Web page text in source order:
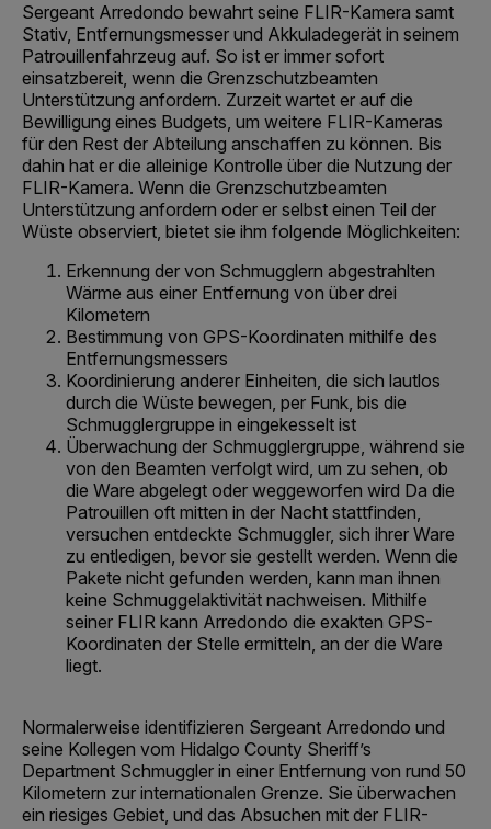
Sergeant Arredondo bewahrt seine FLIR-Kamera samt
Stativ, Entfernungsmesser und Akkuladegerät in seinem
Patrouillenfahrzeug auf. So ist er immer sofort
einsatzbereit, wenn die Grenzschutzbeamten
Unterstützung anfordern. Zurzeit wartet er auf die
Bewilligung eines Budgets, um weitere FLIR-Kameras
für den Rest der Abteilung anschaffen zu können. Bis
dahin hat er die alleinige Kontrolle über die Nutzung der
FLIR-Kamera. Wenn die Grenzschutzbeamten
Unterstützung anfordern oder er selbst einen Teil der
Wüste observiert, bietet sie ihm folgende Möglichkeiten:
Erkennung der von Schmugglern abgestrahlten
Wärme aus einer Entfernung von über drei
Kilometern
Bestimmung von GPS-Koordinaten mithilfe des
Entfernungsmessers
Koordinierung anderer Einheiten, die sich lautlos
durch die Wüste bewegen, per Funk, bis die
Schmugglergruppe in eingekesselt ist
Überwachung der Schmugglergruppe, während sie
von den Beamten verfolgt wird, um zu sehen, ob
die Ware abgelegt oder weggeworfen wird Da die
Patrouillen oft mitten in der Nacht stattfinden,
versuchen entdeckte Schmuggler, sich ihrer Ware
zu entledigen, bevor sie gestellt werden. Wenn die
Pakete nicht gefunden werden, kann man ihnen
keine Schmuggelaktivität nachweisen. Mithilfe
seiner FLIR kann Arredondo die exakten GPS-
Koordinaten der Stelle ermitteln, an der die Ware
liegt.
Normalerweise identifizieren Sergeant Arredondo und
seine Kollegen vom Hidalgo County Sheriff’s
Department Schmuggler in einer Entfernung von rund 50
Kilometern zur internationalen Grenze. Sie überwachen
ein riesiges Gebiet, und das Absuchen mit der FLIR-